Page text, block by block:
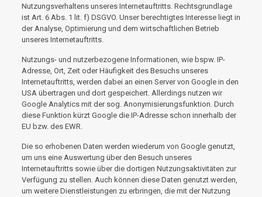
Nutzungsverhaltens unseres Internetauftritts. Rechtsgrundlage
ist Art. 6 Abs. 1 lit. f) DSGVO. Unser berechtigtes Interesse liegt in
der Analyse, Optimierung und dem wirtschaftlichen Betrieb
unseres Internetauftritts.
Nutzungs- und nutzerbezogene Informationen, wie bspw. IP-
Adresse, Ort, Zeit oder Häufigkeit des Besuchs unseres
Internetauftritts, werden dabei an einen Server von Google in den
USA übertragen und dort gespeichert. Allerdings nutzen wir
Google Analytics mit der sog. Anonymisierungsfunktion. Durch
diese Funktion kürzt Google die IP-Adresse schon innerhalb der
EU bzw. des EWR.
Die so erhobenen Daten werden wiederum von Google genutzt,
um uns eine Auswertung über den Besuch unseres
Internetauftritts sowie über die dortigen Nutzungsaktivitäten zur
Verfügung zu stellen. Auch können diese Daten genutzt werden,
um weitere Dienstleistungen zu erbringen, die mit der Nutzung